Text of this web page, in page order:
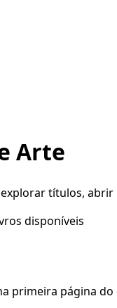
Arte
títulos,
disponíveis
primeira página do